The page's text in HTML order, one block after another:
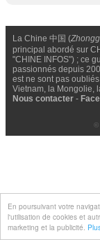
En poursuivant votre
l'utilisation de cookies et
marketing et la publicité.
La Chine 中国 (
principal abordé sur
"CHINE INFOS") ; ce
passionnés depuis
est ne sont pas
Vietnam, la Mongolie,
Nous contacter -
©